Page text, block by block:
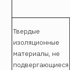
Твердые
изоляционные
материалы, не
подвергающиеся